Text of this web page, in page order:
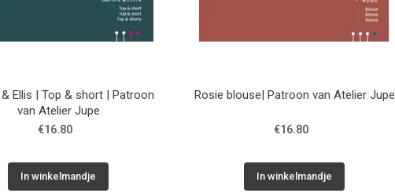
Ellis | Top & short | Patroon
van Atelier Jupe
€16.80
In winkelmandje
Rosie blouse| Patroon van Atelier Jupe
€16.80
In winkelmandje